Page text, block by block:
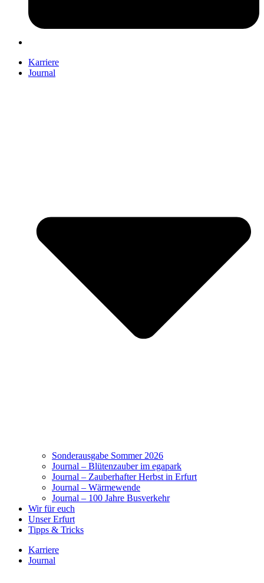
Karriere
Journal
Sonderausgabe Sommer 2026
Journal – Blütenzauber im egapark
Journal – Zauberhafter Herbst in Erfurt
Journal – Wärmewende
Journal – 100 Jahre Busverkehr
Wir für euch
Unser Erfurt
Tipps & Tricks
Karriere
Journal